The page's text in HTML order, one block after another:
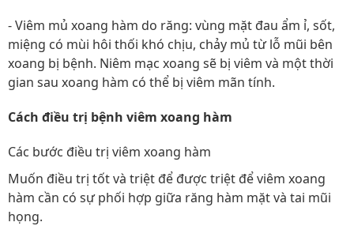
- Viêm mủ xoang hàm do răng: vùng mặt đau ẩm ỉ, sốt,
miệng có mùi hôi thối khó chịu, chảy mủ từ lỗ mũi bên
xoang bị bệnh. Niêm mạc xoang sẽ bị viêm và một thời
gian sau xoang hàm có thể bị viêm mãn tính.
Cách điều trị bệnh viêm xoang hàm
Các bước điều trị viêm xoang hàm
Muốn điều trị tốt và triệt để được triệt để viêm xoang
hàm cần có sự phối hợp giữa răng hàm mặt và tai mũi
họng.